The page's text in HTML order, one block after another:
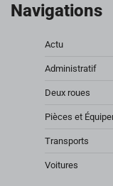
Navigations
Actu
Administratif
Deux roues
Pièces et
Transports
Voitures